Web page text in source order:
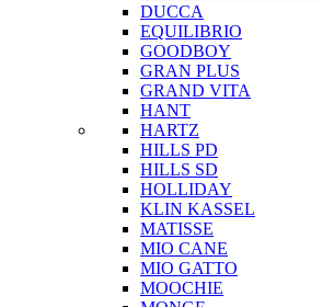
DUCCA
EQUILIBRIO
GOODBOY
GRAN PLUS
GRAND VITA
HANT
HARTZ
HILLS PD
HILLS SD
HOLLIDAY
KLIN KASSEL
MATISSE
MIO CANE
MIO GATTO
MOOCHIE